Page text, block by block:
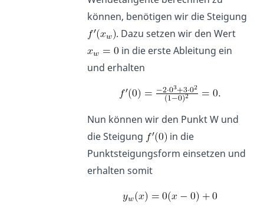
können, benötigen wir die Steigung
. Dazu setzen wir den Wert
in die erste Ableitung ein
und erhalten
Nun können wir den Punkt W und
die Steigung
in die
Punktsteigungsform einsetzen und
erhalten somit